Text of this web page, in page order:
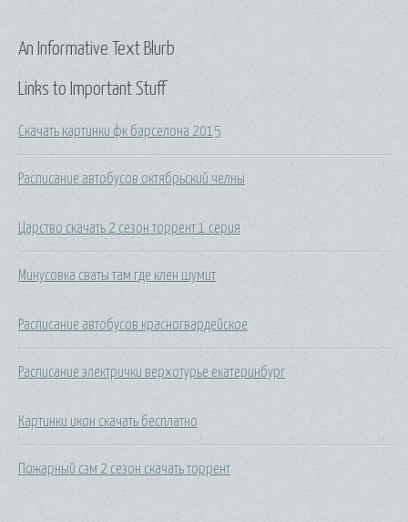
Links to Important Stuff
Скачать картинки фк барселона 2015
Расписание автобусов октябрьский челны
Царство скачать 2 сезон торрент 1 серия
Минусовка сваты там где клен шумит
Расписание автобусов красногвардейское
Расписание электрички верхотурье екатеринбург
Картинки икон скачать бесплатно
Пожарный сэм 2 сезон скачать торрент
An Informative Text Blurb